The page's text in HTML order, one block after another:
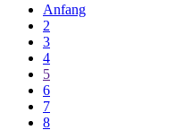
Anfang
2
3
4
5
6
7
8